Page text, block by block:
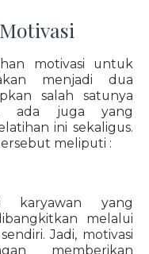
motivasi untuk
menjadi dua
salah satunya
ada juga yang
ini sekaligus.
meliputi :
karyawan yang
melalui
Jadi, motivasi
memberikan